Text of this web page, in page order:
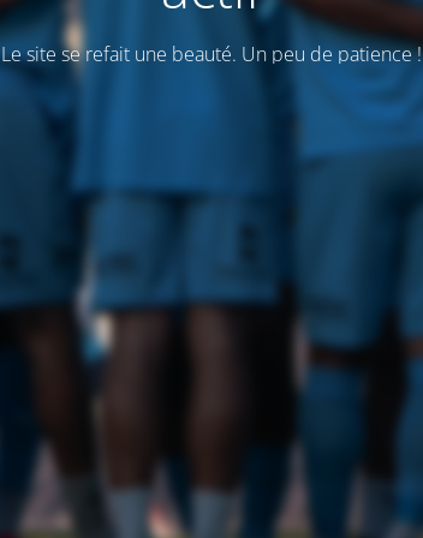
Le site se refait une beauté. Un peu de patience !